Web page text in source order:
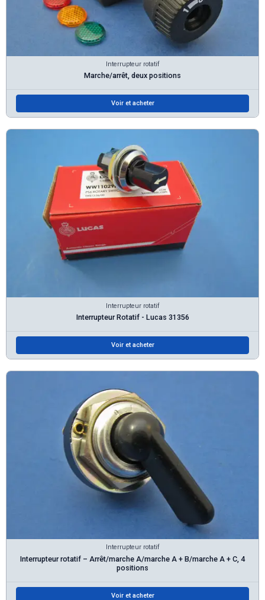
Interrupteur rotatif
Marche/arrêt, deux positions
Voir et acheter
Interrupteur rotatif
Interrupteur Rotatif - Lucas 31356
Voir et acheter
Interrupteur rotatif
Interrupteur rotatif – Arrêt/marche A/marche A + B/marche A + C, 4
positions
Voir et acheter